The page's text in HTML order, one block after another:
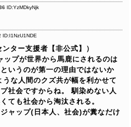
ID:YzMDkyNjk
ID:I1NzU1NDE
ター支援者【非公式】）
プが世界から馬鹿にされるのは
いうのが第一の理由ではないか
うな人間のクズ共が幅を利かせて
社会ですからね。 馴染めない人
ても社会から淘汰される。
ャップ(日本人、社会)が糞なだけ